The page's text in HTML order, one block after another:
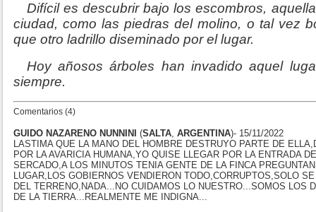
Difícil es descubrir bajo los escombros,
ciudad, como las piedras del molino, o tal vez
que otro ladrillo diseminado por el lugar.
Hoy añosos árboles han invadido aquel
siempre.
Comentarios (4)
GUIDO NAZARENO NUNNINI (SALTA, ARGENTINA)- 15/11/2022
LASTIMA QUE LA MANO DEL HOMBRE DESTRUYO PARTE DE
POR LA AVARICIA HUMANA,YO QUISE LLEGAR POR LA ENTRADA
SERCADO,A LOS MINUTOS TENIA GENTE DE LA FINCA
LUGAR,LOS GOBIERNOS VENDIERON TODO,CORRUPTOS,SOLO
DEL TERRENO,NADA...NO CUIDAMOS LO NUESTRO...SOMOS LOS
DE LA TIERRA...REALMENTE ME INDIGNA...